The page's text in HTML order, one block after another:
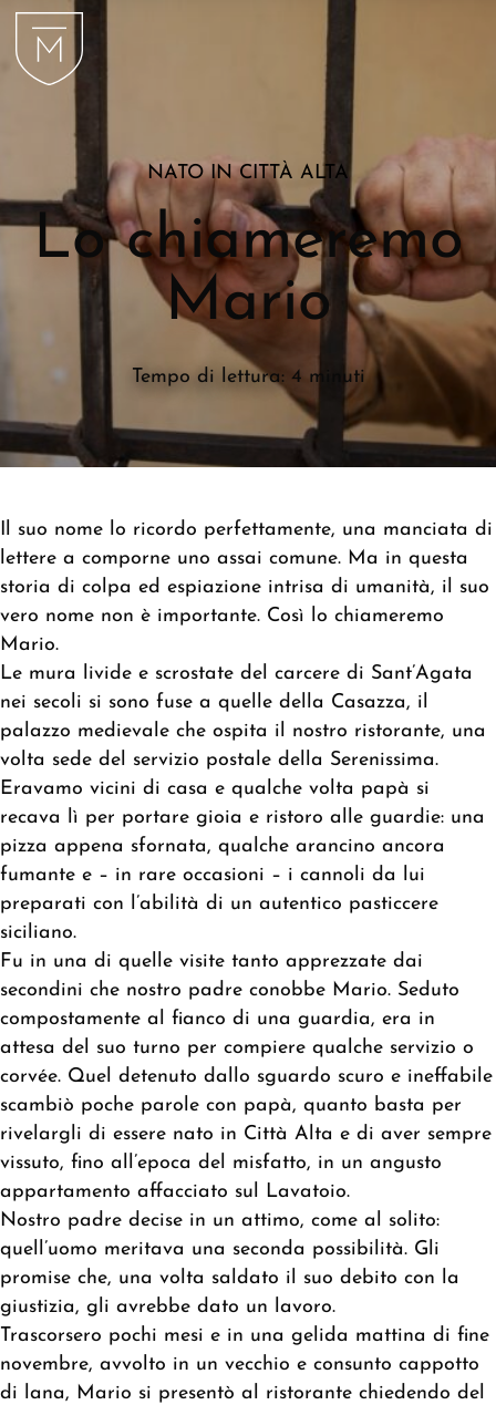
NATO IN CITTÀ ALTA
Lo chiameremo
Mario
Tempo di lettura: 4 minuti
Il suo nome lo ricordo perfettamente, una manciata di
lettere a comporne uno assai comune. Ma in questa
storia di colpa ed espiazione intrisa di umanità, il suo
vero nome non è importante. Così lo chiameremo
Mario.
Le mura livide e scrostate del carcere di Sant’Agata
nei secoli si sono fuse a quelle della Casazza, il
palazzo medievale che ospita il nostro ristorante, una
volta sede del servizio postale della Serenissima.
Eravamo vicini di casa e qualche volta papà si
recava lì per portare gioia e ristoro alle guardie: una
pizza appena sfornata, qualche arancino ancora
fumante e – in rare occasioni – i cannoli da lui
preparati con l’abilità di un autentico pasticcere
siciliano.
Fu in una di quelle visite tanto apprezzate dai
secondini che nostro padre conobbe Mario. Seduto
compostamente al fianco di una guardia, era in
attesa del suo turno per compiere qualche servizio o
corvée. Quel detenuto dallo sguardo scuro e ineffabile
scambiò poche parole con papà, quanto basta per
rivelargli di essere nato in Città Alta e di aver sempre
vissuto, fino all’epoca del misfatto, in un angusto
appartamento affacciato sul Lavatoio.
Nostro padre decise in un attimo, come al solito:
quell’uomo meritava una seconda possibilità. Gli
promise che, una volta saldato il suo debito con la
giustizia, gli avrebbe dato un lavoro.
Trascorsero pochi mesi e in una gelida mattina di fine
novembre, avvolto in un vecchio e consunto cappotto
di lana, Mario si presentò al ristorante chiedendo del